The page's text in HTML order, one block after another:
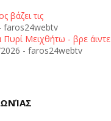
βάζει τις
faros24webtv
Πυρί Μειχθήτω - βρε άιντε
- faros24webtv